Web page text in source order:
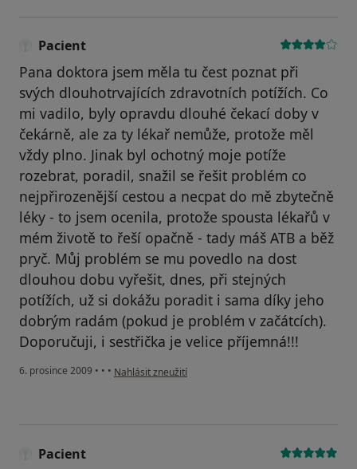
Pacient
Pana doktora jsem měla tu čest poznat při
svých dlouhotrvajících zdravotních potížích. Co
mi vadilo, byly opravdu dlouhé čekací doby v
čekárně, ale za ty lékař nemůže, protože měl
vždy plno. Jinak byl ochotný moje potíže
rozebrat, poradil, snažil se řešit problém co
nejpřirozenější cestou a necpat do mě zbytečně
léky - to jsem ocenila, protože spousta lékařů v
mém životě to řeší opačně - tady máš ATB a běž
pryč. Můj problém se mu povedlo na dost
dlouhou dobu vyřešit, dnes, při stejných
potížích, už si dokážu poradit i sama díky jeho
dobrým radám (pokud je problém v začátcích).
Doporučuji, i sestřička je velice příjemná!!!
6. prosince 2009 • • • podle názoru uživatele Pacient
Nahlásit zneužití
Pacient